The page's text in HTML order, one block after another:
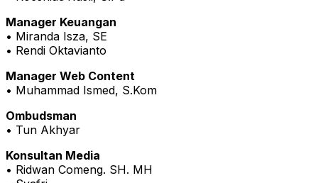
Manager Keuangan
• Miranda Isza, SE
• Rendi Oktavianto
Manager Web Content
• Muhammad Ismed, S.Kom
Ombudsman
• Tun Akhyar
Konsultan Media
• Ridwan Comeng. SH. MH